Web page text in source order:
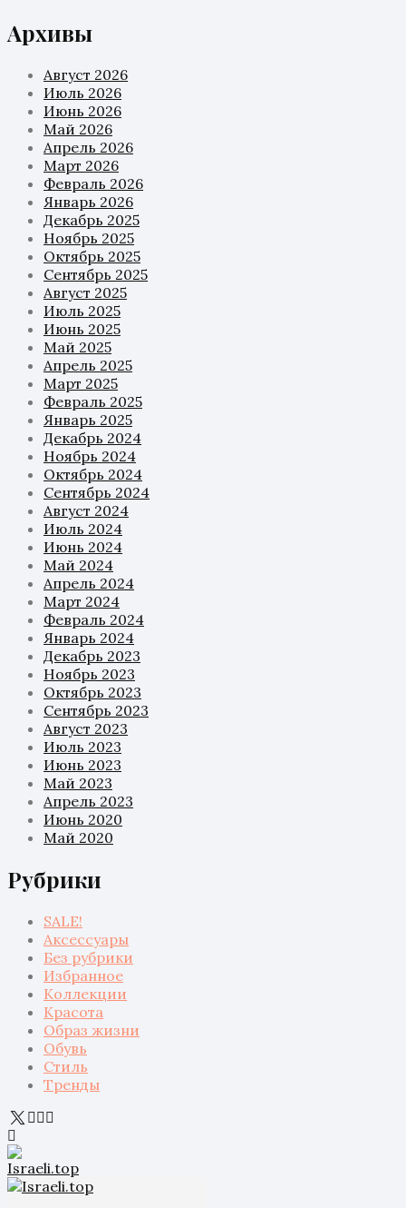
Архивы
Август 2026
Июль 2026
Июнь 2026
Май 2026
Апрель 2026
Март 2026
Февраль 2026
Январь 2026
Декабрь 2025
Ноябрь 2025
Октябрь 2025
Сентябрь 2025
Август 2025
Июль 2025
Июнь 2025
Май 2025
Апрель 2025
Март 2025
Февраль 2025
Январь 2025
Декабрь 2024
Ноябрь 2024
Октябрь 2024
Сентябрь 2024
Август 2024
Июль 2024
Июнь 2024
Май 2024
Апрель 2024
Март 2024
Февраль 2024
Январь 2024
Декабрь 2023
Ноябрь 2023
Октябрь 2023
Сентябрь 2023
Август 2023
Июль 2023
Июнь 2023
Май 2023
Апрель 2023
Июнь 2020
Май 2020
Рубрики
SALE!
Аксессуары
Без рубрики
Избранное
Коллекции
Красота
Образ жизни
Обувь
Стиль
Тренды